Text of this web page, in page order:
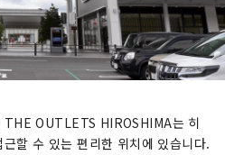
THE OUTLETS HIROSHIMA는 히
할 수 있는 편리한 위치에 있습니다.